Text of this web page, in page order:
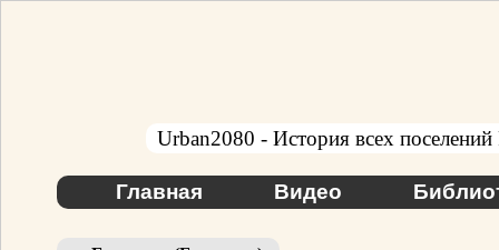
Urban2080 - История всех поселений
Главная Видео